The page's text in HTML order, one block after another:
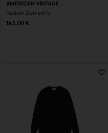
AMERICAN VINTAGE
Kudum Damsville
Original Price
145,00 €